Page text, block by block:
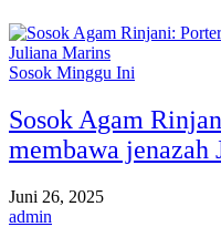
Sosok Minggu Ini
Sosok Agam
membawa jenazah
Juni 26, 2025
admin